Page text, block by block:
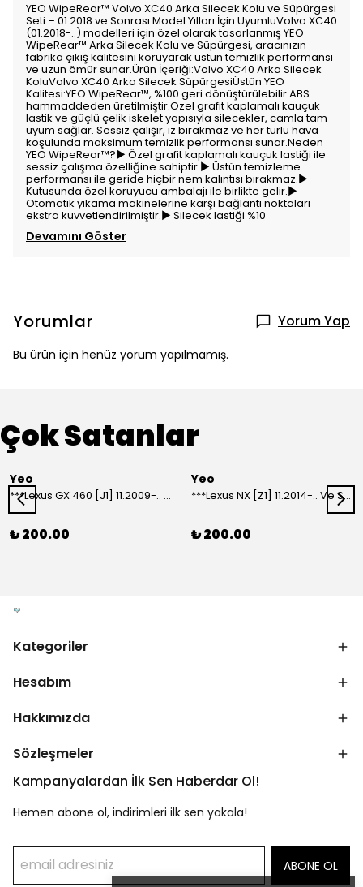
YEO WipeRear™️ Volvo XC40 Arka Silecek Kolu ve Süpürgesi
Seti – 01.2018 ve Sonrası Model Yılları İçin UyumluVolvo XC40
(01.2018-..) modelleri için özel olarak tasarlanmış YEO
WipeRear™️ Arka Silecek Kolu ve Süpürgesi, aracınızın
fabrika çıkış kalitesini koruyarak üstün temizlik performansı
ve uzun ömür sunar.Ürün İçeriği:Volvo XC40 Arka Silecek
KoluVolvo XC40 Arka Silecek SüpürgesiÜstün YEO
Kalitesi:YEO WipeRear™️, %100 geri dönüştürülebilir ABS
hammaddeden üretilmiştir.Özel grafit kaplamalı kauçuk
lastik ve güçlü çelik iskelet yapısıyla silecekler, camla tam
uyum sağlar. Sessiz çalışır, iz bırakmaz ve her türlü hava
koşulunda maksimum temizlik performansı sunar.Neden
YEO WipeRear™️?▶ Özel grafit kaplamalı kauçuk lastiği ile
sessiz çalışma özelliğine sahiptir.▶ Üstün temizleme
performansı ile geride hiçbir nem kalıntısı bırakmaz.▶
Kutusunda özel koruyucu ambalajı ile birlikte gelir.▶
Otomatik yıkama makinelerine karşı bağlantı noktaları
ekstra kuvvetlendirilmiştir.▶ Silecek lastiği %10
Devamını Göster
Yorumlar Yorum Yap
Bu ürün için henüz yorum yapılmamış.
Çok Satanlar
Yeo
***Lexus GX 460 [J1] 11.2009-.. Ve Sonrası Model Yılları İçin Uyumlu Yeo Arka Silecek
₺ 200.00
Yeo
***Lexus NX [Z1] 11.2014-.. Ve Sonrası Model Yılları İçin Uyumlu Yeo Arka Silecek
₺ 200.00
Kategoriler
Hesabım
Hakkımızda
Sözleşmeler
Kampanyalardan İlk Sen Haberdar Ol!
Hemen abone ol, indirimleri ilk sen yakala!
ABONE OL